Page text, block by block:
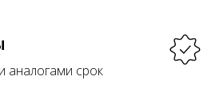
аналогами срок